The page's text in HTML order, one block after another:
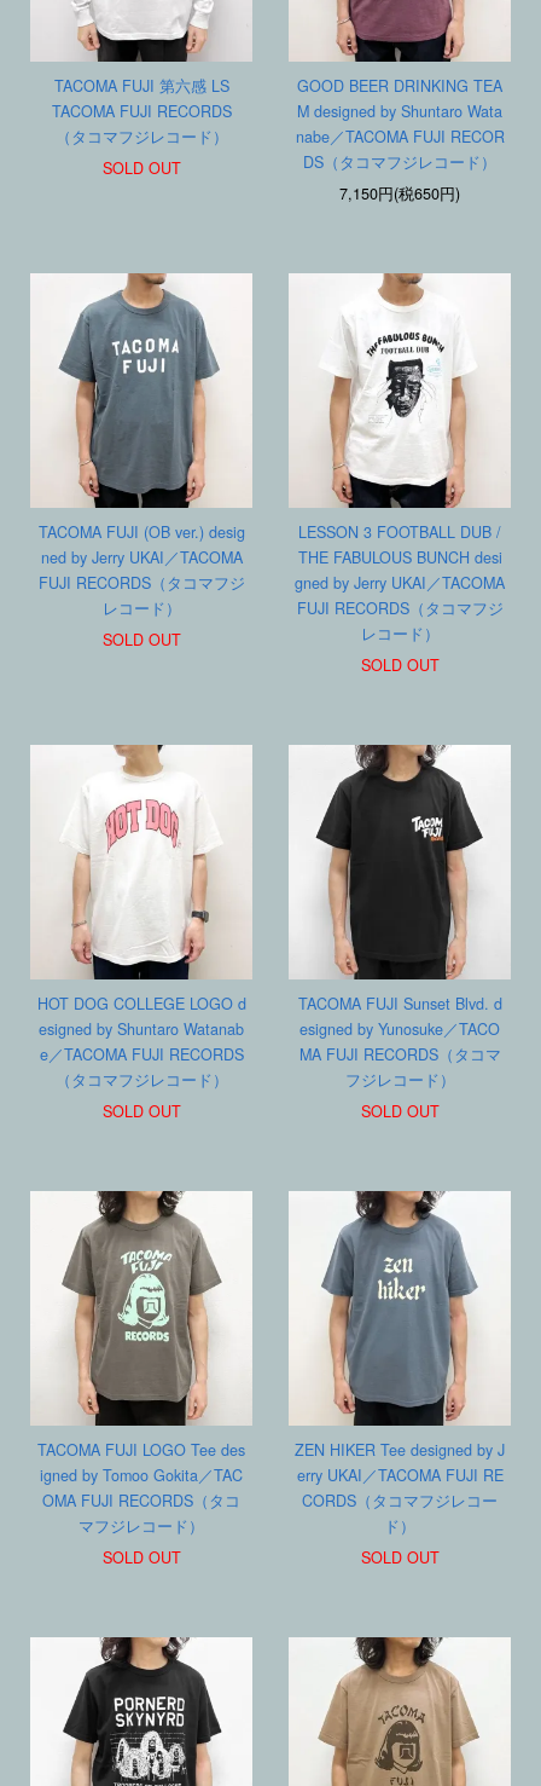
TACOMA FUJI 第六感 LS
TACOMA FUJI RECORDS
（タコマフジレコード）
SOLD OUT
GOOD BEER DRINKING TEA
M designed by Shuntaro Wata
nabe／TACOMA FUJI RECOR
DS（タコマフジレコード）
7,150円(税650円)
TACOMA FUJI (OB ver.) desig
ned by Jerry UKAI／TACOMA
FUJI RECORDS（タコマフジ
レコード）
SOLD OUT
LESSON 3 FOOTBALL DUB /
THE FABULOUS BUNCH desi
gned by Jerry UKAI／TACOMA
FUJI RECORDS（タコマフジ
レコード）
SOLD OUT
HOT DOG COLLEGE LOGO d
esigned by Shuntaro Watanab
e／TACOMA FUJI RECORDS
（タコマフジレコード）
SOLD OUT
TACOMA FUJI Sunset Blvd. d
esigned by Yunosuke／TACO
MA FUJI RECORDS（タコマ
フジレコード）
SOLD OUT
TACOMA FUJI LOGO Tee des
igned by Tomoo Gokita／TAC
OMA FUJI RECORDS（タコ
マフジレコード）
SOLD OUT
ZEN HIKER Tee designed by J
erry UKAI／TACOMA FUJI RE
CORDS（タコマフジレコー
ド）
SOLD OUT